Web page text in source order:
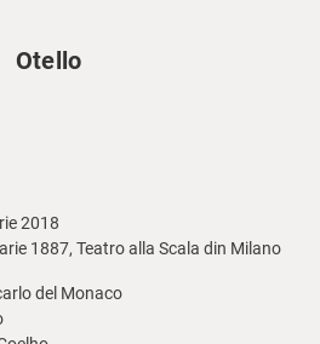
Otello
2018
1887, Teatro alla Scala din Milano
del Monaco